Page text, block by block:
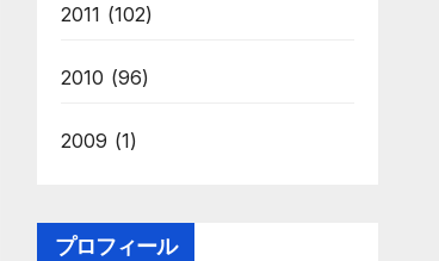
2011 (102)
2010 (96)
2009 (1)
プロフィール